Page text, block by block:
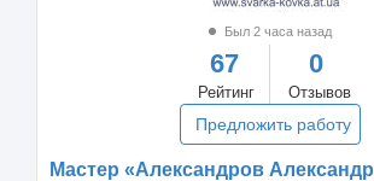
Был 2 часа назад
67
Рейтинг
0
Отзывов
Предложить работу
Мастер «Александров Александр